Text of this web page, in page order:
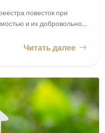
повесток при
и их добровольно…
Читать далее